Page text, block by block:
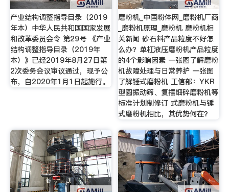
产业结构调整指导目录（2019
年本）中华人民共和国国家发展
和改革委员会令 第29号 《产业
结构调整指导目录（2019年
本）》已经2019年8月27日第
2次委务会议审议通过，现予公
布，自2020年1月1日起施行。
磨粉机_中国粉体网_磨粉机厂商
_磨粉机原理_磨粉机 磨粉机相
关新闻 砂石料产品粒度不好怎
么办？单杠液压磨粉机产品粒度
的4个影响因素 一张图了解磨粉
机故障处理与日常养护 一张图
了解锤式磨粉机 工信部：YKR
型圆振动筛、复摆细碎磨粉机等
标准计划制修订 式磨粉机与锤
式磨粉机相比，其优势何在？